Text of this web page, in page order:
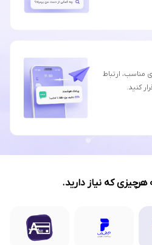
مناسب، ارتباط
کنید.
که نیاز دارید.